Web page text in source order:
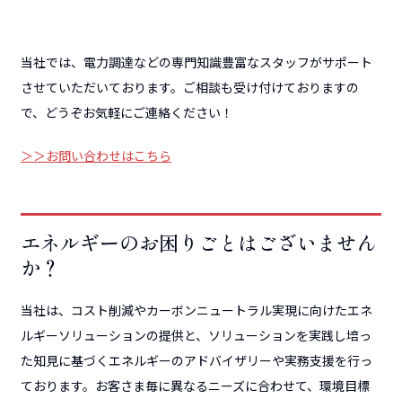
当社では、電力調達などの専門知識豊富なスタッフがサポート
させていただいております。ご相談も受け付けておりますの
で、どうぞお気軽にご連絡ください！
＞＞お問い合わせはこちら
エネルギーのお困りごとはございません
か？
当社は、コスト削減やカーボンニュートラル実現に向けたエネ
ルギーソリューションの提供と、ソリューションを実践し培っ
た知見に基づくエネルギーのアドバイザリーや実務支援を行っ
ております。お客さま毎に異なるニーズに合わせて、環境目標